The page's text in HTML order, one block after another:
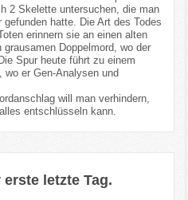
2 Skelette untersuchen, die man
hatte. Die Art des Todes
erinnern sie an einen alten
Doppelmord, wo der
Spur heute führt zu einem
wo er Gen-Analysen und
will man verhindern,
entschlüsseln kann.
letzte Tag.